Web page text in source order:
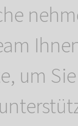
um